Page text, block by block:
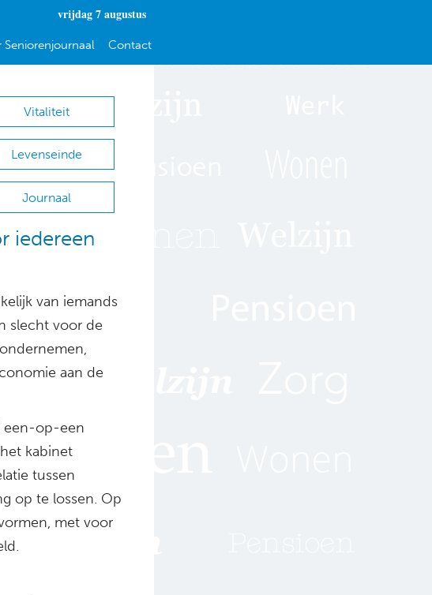
vrijdag 7 augustus
Seniorenjournaal Contact
Vitaliteit
Levenseinde
Journaal
iedereen
van iemands
slecht voor de
aan de
een-op-een
kabinet
tussen
op te lossen. Op
met voor